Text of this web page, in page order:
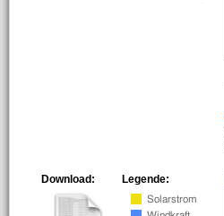
Legende:
Download: